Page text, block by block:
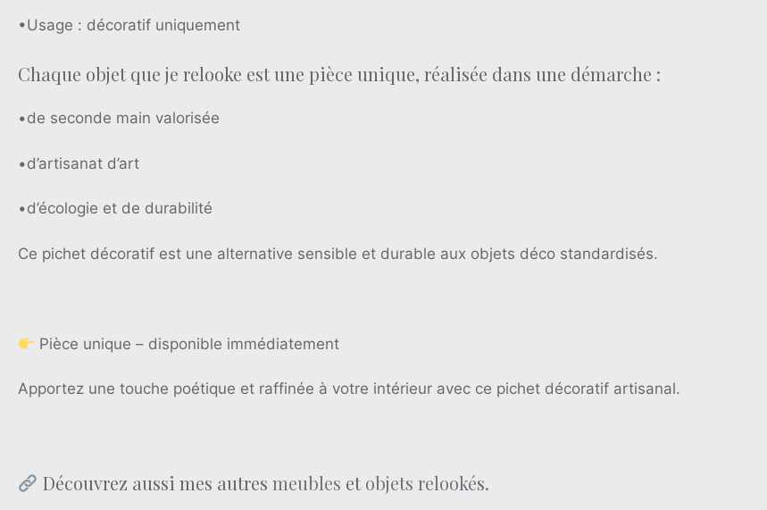
•Usage : décoratif uniquement
Chaque objet que je relooke est une pièce unique, réalisée dans une démarche :
•de seconde main valorisée
•d’artisanat d’art
•d’écologie et de durabilité
Ce pichet décoratif est une alternative sensible et durable aux objets déco standardisés.
Pièce unique – disponible immédiatement
Apportez une touche poétique et raffinée à votre intérieur avec ce pichet décoratif artisanal.
Découvrez aussi mes autres meubles etobjets relookés.